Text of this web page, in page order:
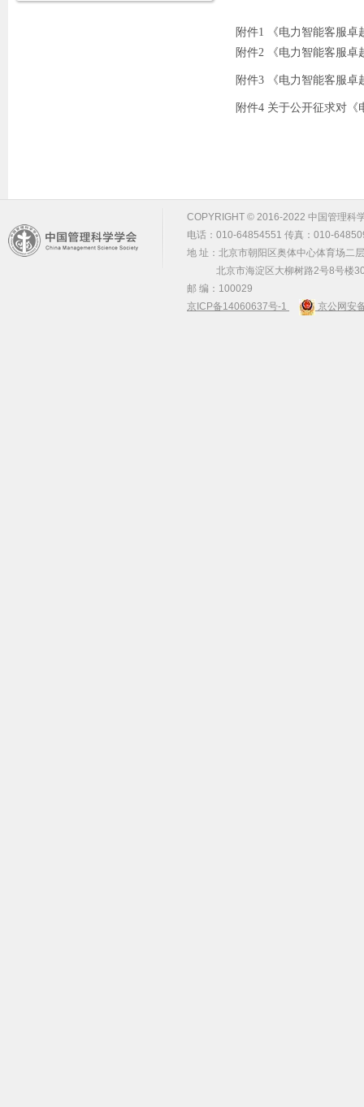
附件1 《电力智能客服
附件2 《电力智能客服
附件3 《电力智能客服卓
附件4 关于公开征求对
COPYRIGHT © 2016-2022 中国管理科
电话：010-64854551 传真：010-
地 址：北京市朝阳区奥体中心体育场二
北京市海淀区大柳树路2号8号楼
邮 编：100029
京ICP备14060637号-1
京公网安